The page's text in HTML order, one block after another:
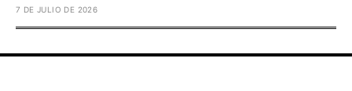
7 DE JULIO DE 2026